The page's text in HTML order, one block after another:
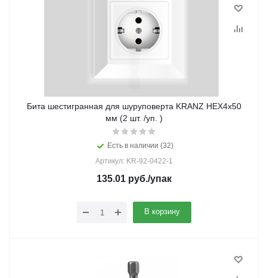
Бита шестигранная для шуруповерта KRANZ HEX4х50
мм (2 шт. /уп. )
Есть в наличии (32)
Артикул: KR-92-0422-1
135.01 руб./упак
В корзину